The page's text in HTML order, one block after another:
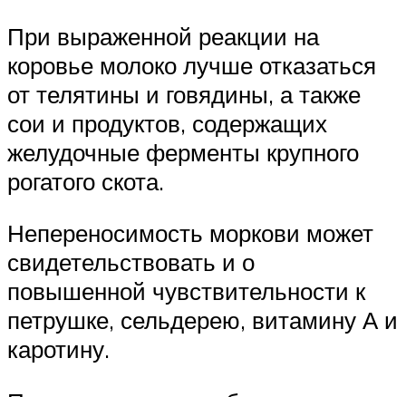
При выраженной реакции на
коровье молоко лучше отказаться
от телятины и говядины, а также
сои и продуктов, содержащих
желудочные ферменты крупного
рогатого скота.
Непереносимость моркови может
свидетельствовать и о
повышенной чувствительности к
петрушке, сельдерею, витамину А и
каротину.